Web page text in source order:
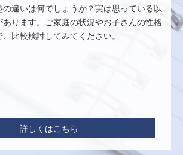
違いは何でしょうか？実は思っている以
あります。ご家庭の状況やお子さんの性格
比較検討してみてください。
詳しくはこちら